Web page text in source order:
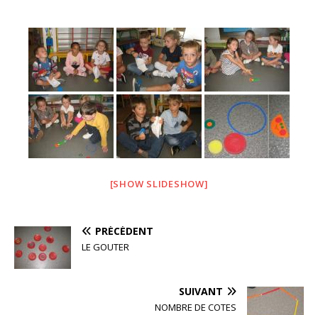
[SHOW SLIDESHOW]
PRÉCÉDENT
LE GOUTER
SUIVANT
NOMBRE DE COTES